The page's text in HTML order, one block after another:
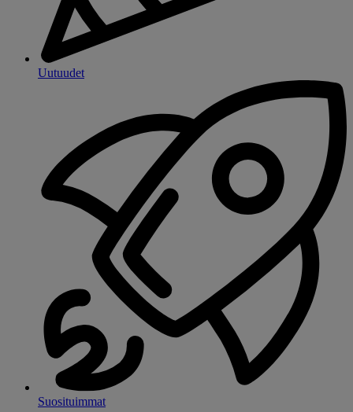
Uutuudet
Suosituimmat